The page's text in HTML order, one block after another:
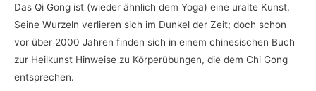
Das Qi Gong ist (wieder ähnlich dem Yoga) eine uralte Kunst.
Seine Wurzeln verlieren sich im Dunkel der Zeit; doch schon
vor über 2000 Jahren finden sich in einem chinesischen Buch
zur Heilkunst Hinweise zu Körperübungen, die dem Chi Gong
entsprechen.